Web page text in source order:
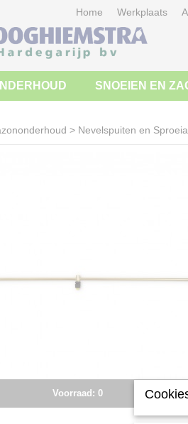
Home Werkplaats
SNOEIEN EN
> Nevelspuiten en
Voorraad: 0